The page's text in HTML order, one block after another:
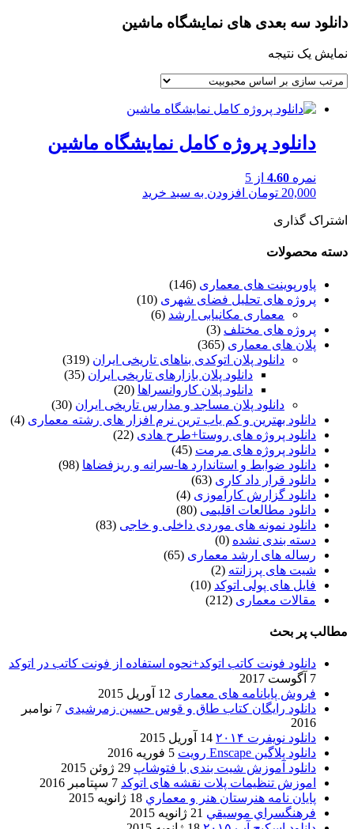
دانلود سه بعدی های نمایشگاه ماشین
نمایش یک نتیجه
دانلود پروژه کامل نمایشگاه ماشین
نمره 4.60 از 5
20,000 تومان افزودن به سبد خرید
اشتراک گذاری
دسته محصولات
پاورپوینت های معماری (146)
پروژه های تحلیل فضای شهری (10)
معماری مکانیابی ارشد (6)
پروژه های مختلف (3)
پلان های معماری (365)
دانلود پلان اتوکدی بناهای تاریخی ایران (319)
دانلود پلان بازارهای تاریخی ایران (35)
دانلود پلان کاروانسراها (20)
دانلود پلان مساجد و مدارس تاریخی ایران (30)
دانلود بهترین و کم یاب ترین نرم افزار های رشته معماری (4)
دانلود پروژه های روستا+طرح هادی (22)
دانلود پروژه های مرمت (45)
دانلود ضوابط و استاندارد ها-سرانه و ریزفضاها (98)
دانلود قرار داد کاری (63)
دانلود گزارش کارآموزی (4)
دانلود مطالعات اقلیمی (80)
دانلود نمونه های موردی داخلی و خاجی (83)
دسته بندی نشده (0)
رساله های ارشد معماری (65)
شیت های پرزانته (2)
فایل های پولی اتوکد (10)
مقالات معماری (212)
مطالب پر بحث
دانلود فونت کاتب اتوکد+نحوه استفاده از فونت کاتب در اتوکد
7 آگوست 2017
فروش پایانامه های معماری 12 آوریل 2015
دانلود رایگان کتاب طاق و قوس حسین زمرشیدی
7 نوامبر
2016
دانلود نویفرت ۲۰۱۴
14 آوریل 2015
دانلود پلاگین Enscape رویت
5 فوریه 2016
دانلود آموزش شیت بندی با فتوشاپ 29 ژوئن 2015
اموزش تنظیمات پلات نقشه های اتوکد 7 سپتامبر 2016
پایان نامه هنرستان هنر و معماري 18 ژانویه 2015
فرهنگسراي موسيقي 21 ژانویه 2015